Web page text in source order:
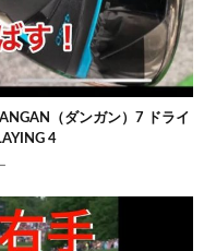
（ダンガン）7 ドライ
4